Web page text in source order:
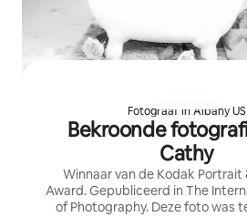
Fotograaf in Albany US
Bekroonde
Cathy
Winnaar van de Kodak Portrait
Award. Gepubliceerd in The
of Photography. Deze foto was